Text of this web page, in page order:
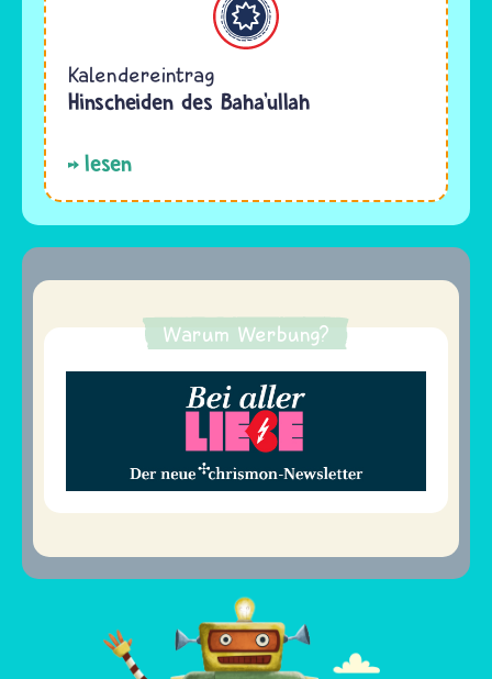
Kalendereintrag
Hinscheiden des Baha’ullah
lesen
Warum Werbung?